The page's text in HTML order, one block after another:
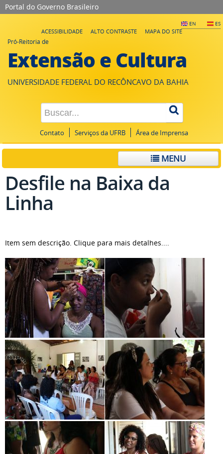
Portal do Governo Brasileiro
EN ES
ACESSIBILIDADE ALTO CONTRASTE
MAPA DO SITE
Pró-Reitoria de
Extensão e Cultura
UNIVERSIDADE FEDERAL DO RECÔNCAVO DA BAHIA
Contato Serviços da UFRB Área de Imprensa
MENU
Desfile na Baixa da
Linha
Item sem descrição. Clique para mais detalhes....